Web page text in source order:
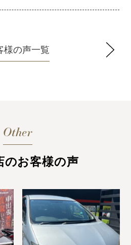
様の声一覧
Other
のお客様の声